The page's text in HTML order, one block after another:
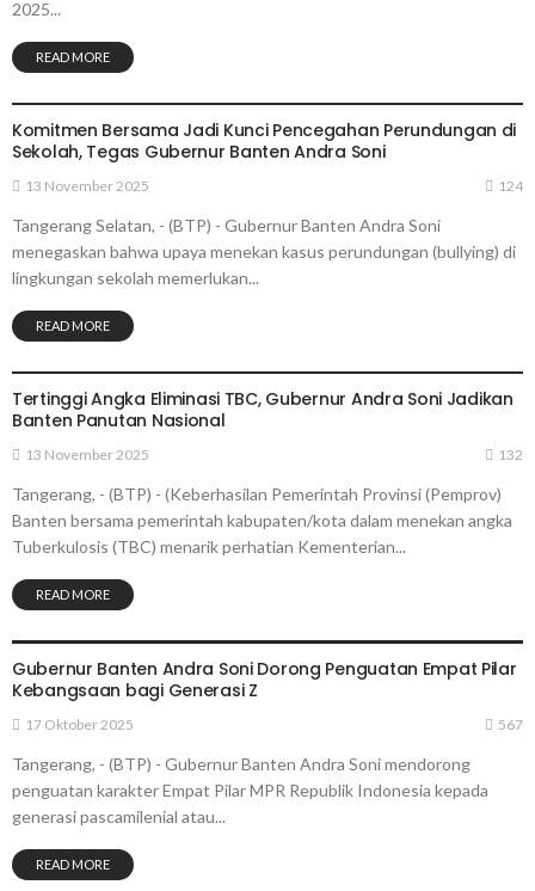
2025...
READ MORE
Komitmen Bersama Jadi Kunci Pencegahan Perundungan di
Sekolah, Tegas Gubernur Banten Andra Soni
13 November 2025 124
Tangerang Selatan, - (BTP) - Gubernur Banten Andra Soni
menegaskan bahwa upaya menekan kasus perundungan (bullying) di
lingkungan sekolah memerlukan...
READ MORE
Tertinggi Angka Eliminasi TBC, Gubernur Andra Soni Jadikan
Banten Panutan Nasional
13 November 2025 132
Tangerang, - (BTP) - (Keberhasilan Pemerintah Provinsi (Pemprov)
Banten bersama pemerintah kabupaten/kota dalam menekan angka
Tuberkulosis (TBC) menarik perhatian Kementerian...
READ MORE
Gubernur Banten Andra Soni Dorong Penguatan Empat Pilar
Kebangsaan bagi Generasi Z
17 Oktober 2025 567
Tangerang, - (BTP) - Gubernur Banten Andra Soni mendorong
penguatan karakter Empat Pilar MPR Republik Indonesia kepada
generasi pascamilenial atau...
READ MORE